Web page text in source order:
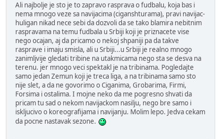
Ali najbolje je sto je to zapravo rasprava o fudbalu, koja bas i
nema mnogo veze sa navijacima (ciganshturama), pravi navijac-
huligan nikad nece sebi da dozvoli da se tako blamira nebitnim
raspravama na temu fudbala u Srbiji koji je priznacete vise
nego ocajan, aj da pricamo o nekoj shpaniji pa da takve
rasprave i imaju smisla, ali u Srbiji...u Srbiji je realno mnogo
zanimljvije gledati tribine na utakmicama nego sta se desva na
terenu. jer mnogo veci spektakl je na tribinama. Pogledajte
samo jedan Zemun koji je treca liga, a na tribinama samo sto
nije slet, a da ne govorimo o Ciganima, Grobarima, Firmi,
Forsima i ostalima. I mojne neko da me pogresno shvati da
pricam tu sad o nekom navijackom nasilju, nego bre samo i
iskljucivo o koreografijama i navijanju. Molim lepo. Jedva cekam
da pocne nastavak sezone.